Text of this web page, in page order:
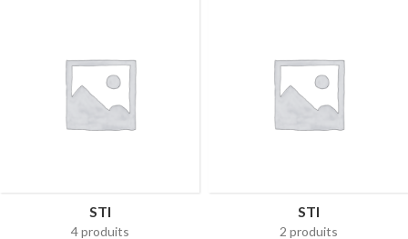
STI
4 produits
STI
2 produits